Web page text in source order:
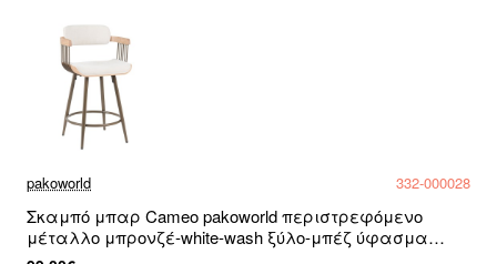
pakoworld 332-000028
Σκαμπό μπαρ Cameo pakoworld περιστρεφόμενο
μέταλλο μπρονζέ-white-wash ξύλο-μπέζ ύφασμα
53x50x93εκ